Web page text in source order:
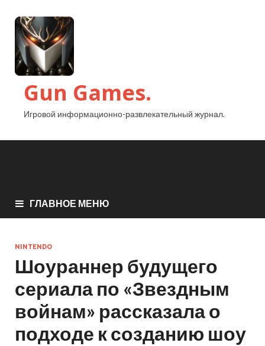
Gun Games.
Игровой информационно-развлекательный журнал.
ГЛАВНОЕ МЕНЮ
NINTENDO
Шоураннер будущего
сериала по «Звездным
войнам» рассказала о
подходе к созданию шоу